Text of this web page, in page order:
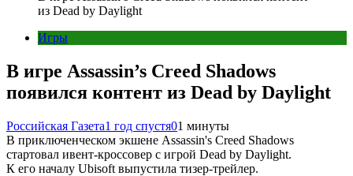
из Dead by Daylight
Игры
В игре Assassin’s Creed Shadows
появился контент из Dead by Daylight
Российская Газета1 год спустя01 минуты
В приключенческом экшене Assassin's Creed Shadows
стартовал ивент-кроссовер с игрой Dead by Daylight.
К его началу Ubisoft выпустила тизер-трейлер.